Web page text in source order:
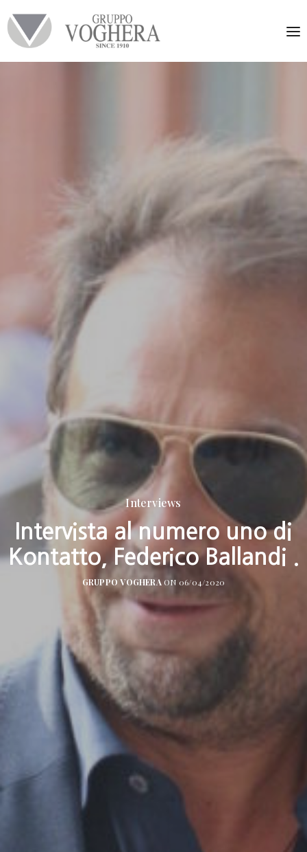
Interviews
Intervista al numero uno di
Kontatto, Federico Ballandi .
GRUPPO VOGHERAON 06/04/2020